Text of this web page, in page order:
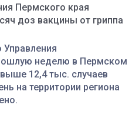
Пермского края
доз вакцины от гриппа
неделю в Пермском
12,4 тыс. случаев
на территории региона